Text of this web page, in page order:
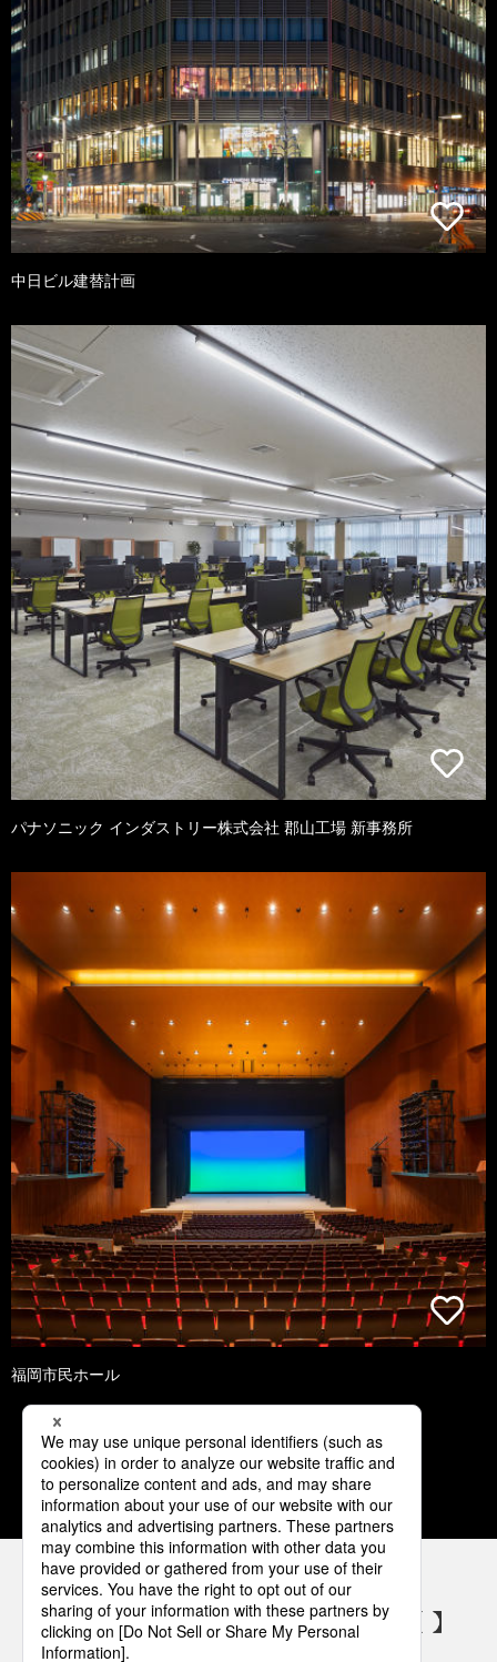
中日ビル建替計画
パナソニック インダストリー株式会社 郡山工場 新事務所
福岡市民ホール
1 2 3 4 5
パナソニックの電気設備 SNSアカウント